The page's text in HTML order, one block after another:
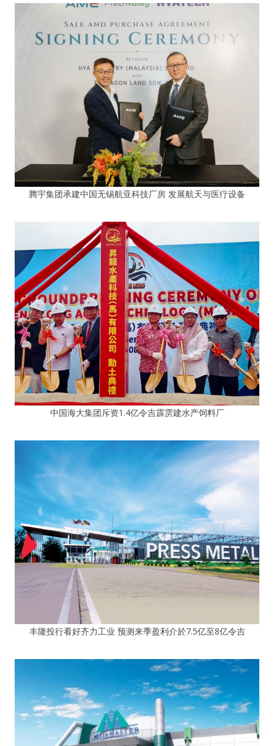
腾宇集团承建中国无锡航亚科技厂房 发展航天与医疗设备
中国海大集团斥资1.4亿令吉霹雳建水产饲料厂
丰隆投行看好齐力工业 预测来季盈利介於7.5亿至8亿令吉